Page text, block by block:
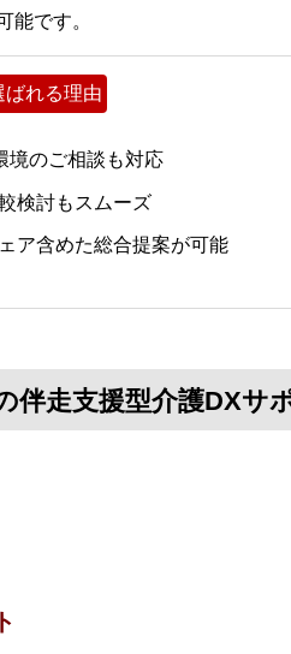
能です。
ばれる理由
境のご相談も対応
検討もスムーズ
ア含めた総合提案が可能
伴走支援型介護DX